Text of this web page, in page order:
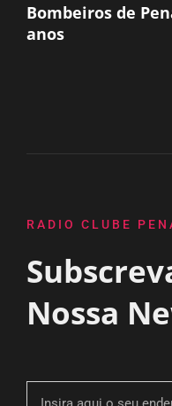
Bombeiros de
anos
RADIO CLUBE
Nossa